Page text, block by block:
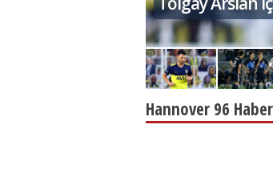
Hannover 96